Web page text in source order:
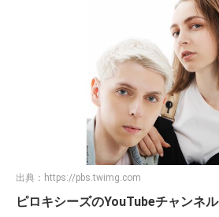
出典： https://pbs.twimg.com
ピロキシーズのYouTubeチャンネル